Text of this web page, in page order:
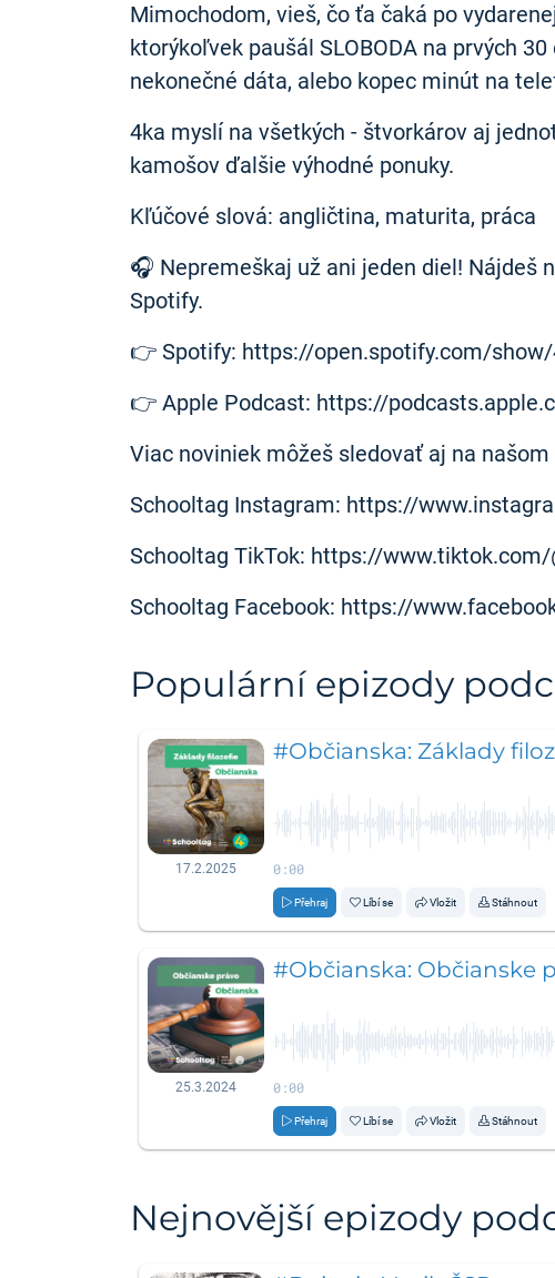
Mimochodom, vieš, čo ťa čaká po
ktorýkoľvek paušál SLOBODA na prvých
nekonečné dáta, alebo kopec minút na
4ka myslí na všetkých - štvorkárov aj
kamošov ďalšie výhodné ponuky.
Kľúčové slová: angličtina, maturita, práca
🎧 Nepremeškaj už ani jeden diel! Nájdeš
Spotify.
👉 Spotify: https://open.spotify.com/
👉 Apple Podcast: https://
Viac noviniek môžeš sledovať aj na
Schooltag Instagram: https://
Schooltag TikTok: https://www.tiktok.com/
Schooltag Facebook: https://
Populární epizody
17.2.2025
#Občianska: Základy
0:00
Přehraj Líbí se Vložit Stáhnout
25.3.2024
#Občianska: Občianske
0:00
Přehraj Líbí se Vložit Stáhnout
Nejnovější epizody